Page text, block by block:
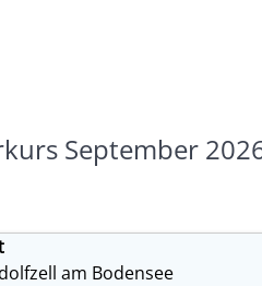
September
am Bodensee